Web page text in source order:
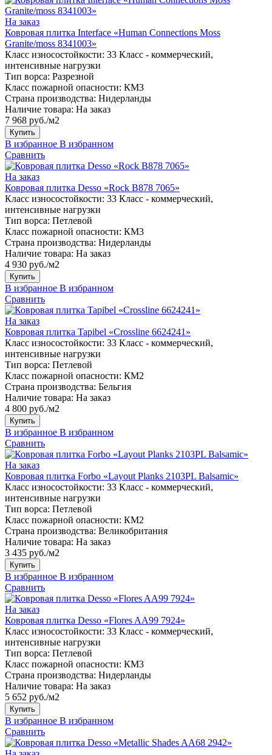
На заказ
Ковровая плитка Interface «Human Connections Moss
Granite/moss 8341003»
Класс износостойкости: 33 Класс - коммерческий,
интенсивные нагрузки
Тип ворса: Разрезной
Класс пожарной опасности: КМ3
Страна производства: Нидерланды
Наличие товара: На заказ
7 968 руб./м2
Купить
В избранное В избранном
Сравнить
На заказ
Ковровая плитка Desso «Rock B878 7065»
Класс износостойкости: 33 Класс - коммерческий,
интенсивные нагрузки
Тип ворса: Петлевой
Класс пожарной опасности: КМ3
Страна производства: Нидерланды
Наличие товара: На заказ
4 930 руб./м2
Купить
В избранное В избранном
Сравнить
На заказ
Ковровая плитка Tapibel «Crossline 6624241»
Класс износостойкости: 33 Класс - коммерческий,
интенсивные нагрузки
Тип ворса: Петлевой
Класс пожарной опасности: КМ2
Страна производства: Бельгия
Наличие товара: На заказ
4 800 руб./м2
Купить
В избранное В избранном
Сравнить
На заказ
Ковровая плитка Forbo «Layout Planks 2103PL Balsamic»
Класс износостойкости: 33 Класс - коммерческий,
интенсивные нагрузки
Тип ворса: Петлевой
Класс пожарной опасности: КМ2
Страна производства: Великобритания
Наличие товара: На заказ
3 435 руб./м2
Купить
В избранное В избранном
Сравнить
На заказ
Ковровая плитка Desso «Flores AA99 7924»
Класс износостойкости: 33 Класс - коммерческий,
интенсивные нагрузки
Тип ворса: Петлевой
Класс пожарной опасности: КМ3
Страна производства: Нидерланды
Наличие товара: На заказ
5 652 руб./м2
Купить
В избранное В избранном
Сравнить